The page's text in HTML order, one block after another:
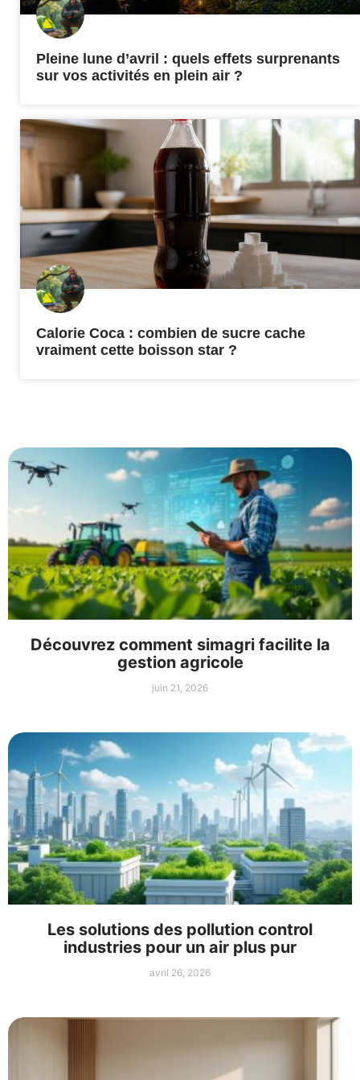
Pleine lune d’avril : quels effets surprenants
sur vos activités en plein air ?
Calorie Coca : combien de sucre cache
vraiment cette boisson star ?
Découvrez comment simagri facilite la
gestion agricole
juin 21, 2026
Les solutions des pollution control
industries pour un air plus pur
avril 26, 2026